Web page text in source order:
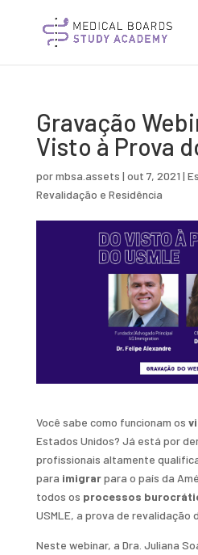
Gravação
Visto à Prova
pormbsa.assets | out 7, 2021 |
Revalidação e Residência
Você sabe como funcionam os
Estados Unidos? Já está por
profissionais altamente
para imigrarpara o país da
todos os processos
USMLE, a prova de revalidação
Neste webinar, a Dra. Juliana